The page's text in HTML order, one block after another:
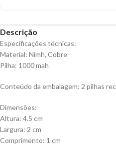
Descrição
Especificações técnicas:
Material: Nimh, Cobre
Pilha: 1000 mah
Conteúdo da embalagem: 2 pilhas
Dimensões:
Altura: 4.5 cm
Largura: 2 cm
Comprimento: 1 cm